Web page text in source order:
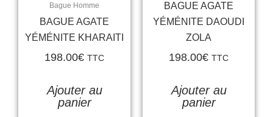
Bague Homme
BAGUE AGATE
YÉMÉNITE KHARAITI
198.00€ TTC
Ajouter au
panier
BAGUE AGATE
YÉMÉNITE DAOUDI
ZOLA
198.00€ TTC
Ajouter au
panier